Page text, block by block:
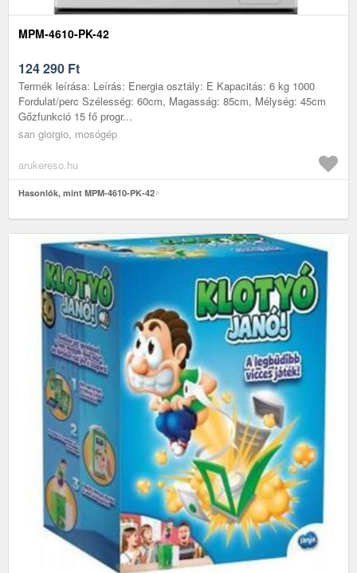
MPM-4610-PK-42
124 290 Ft
Termék leírása: Leírás: Energia osztály: E Kapacitás: 6 kg 1000
Fordulat/perc Szélesség: 60cm, Magasság: 85cm, Mélység: 45cm
Gőzfunkció 15 fő progr...
san giorgio, mosógép
arukereso.hu
Hasonlók, mint MPM-4610-PK-42